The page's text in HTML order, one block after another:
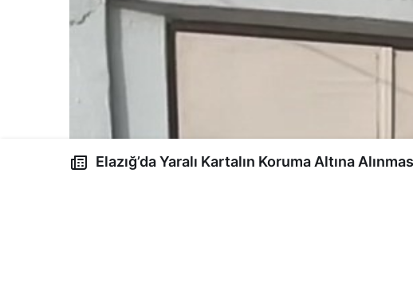
Elazığ’da Yaralı Kartalın Koruma Altına